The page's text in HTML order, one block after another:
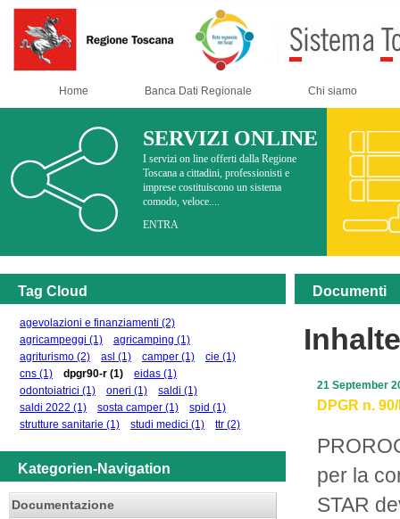
Home Banca Dati Regionale Chi siamo
SERVIZI ONLINE
I servizi on line offerti dalla Regione
Toscana a cittadini, professionisti e
imprese costituiscono un sistema
comodo, veloce....
ENTRA
Tag Cloud
agevolazioni e finanziamenti (2)
agricampeggi (1) agricamping (1)
agriturismo (2) asl (1) camper (1) cie (1)
cns (1) dpgr90-r (1) eidas (1)
odontoiatrici (1) oneri (1) saldi (1)
saldi 2022 (1) sosta camper (1) spid (1)
strutture sanitarie (1) studi medici (1) ttr (2)
Kategorien-Navigation
Documentazione
Documenti
DPGR n.
per la
STAR
21 September